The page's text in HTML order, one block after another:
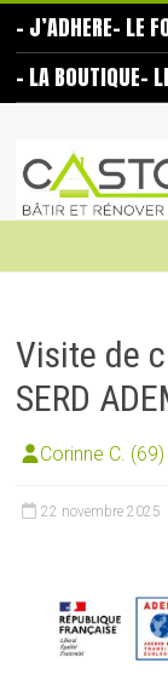
content
– J’ADHERE– LE
– LA BOUTIQUE–
Castors
même
Visite de
SERD
Corinne C. (69)
22 novembre 2025